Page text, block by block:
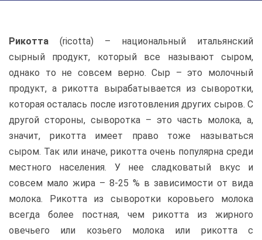
Рикотта (ricotta) – национальный итальянский
сырный продукт, который все называют сыром,
однако то не совсем верно. Сыр – это молочный
продукт, а рикотта вырабатывается из сыворотки,
которая осталась после изготовления других сыров. С
другой стороны, сыворотка – это часть молока, а,
значит, рикотта имеет право тоже называться
сыром. Так или иначе, рикотта очень популярна среди
местного населения. У нее сладковатый вкус и
совсем мало жира – 8-25 % в зависимости от вида
молока. Рикотта из сыворотки коровьего молока
всегда более постная, чем рикотта из жирного
овечьего или козьего молока или рикотта с